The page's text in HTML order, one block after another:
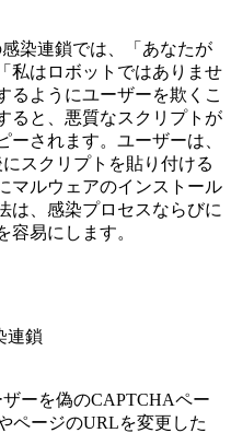
染連鎖では、「あなたが
私はロボットではありませ
るようにユーザーを欺くこ
ると、悪質なスクリプトが
されます。ユーザーは、
にスクリプトを貼り付ける
マルウェアのインストール
は、感染プロセスならびに
容易にします。
連鎖
ーを偽のCAPTCHAペー
ページのURLを変更した